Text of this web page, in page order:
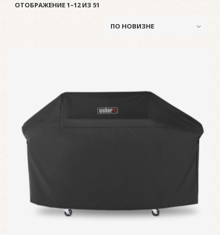
ОТОБРАЖЕНИЕ 1–12 ИЗ 51